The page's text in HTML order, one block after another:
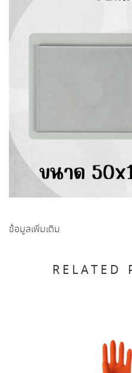
ข้อมูลเพิ่มเติม
RELATED